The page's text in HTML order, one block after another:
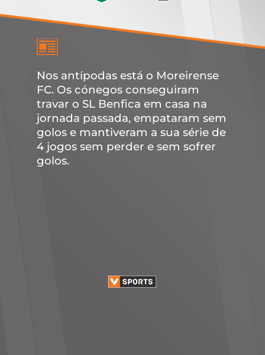
Nos antípodas está o Moreirense
FC. Os cónegos conseguiram
travar o SL Benfica em casa na
jornada passada, empataram sem
golos e mantiveram a sua série de
4 jogos sem perder e sem sofrer
golos.